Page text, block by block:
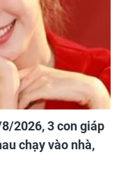
2026, 3 con giáp
chạy vào nhà,